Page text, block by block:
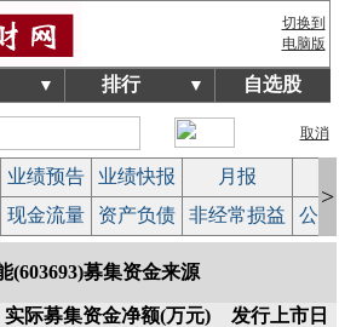
切换到
电脑版
▼ 排行 ▼ 自选股
取消
业绩预告 业绩快报 月报
现金流量 资产负债 非经常损益 公
>
(603693)募集资金来源
实际募集资金净额(万元)
发行上市日